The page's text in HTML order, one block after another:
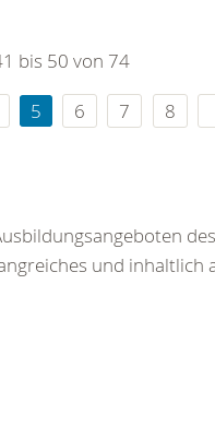
bis 50 von 74
5 6 7 8
und inhaltlich